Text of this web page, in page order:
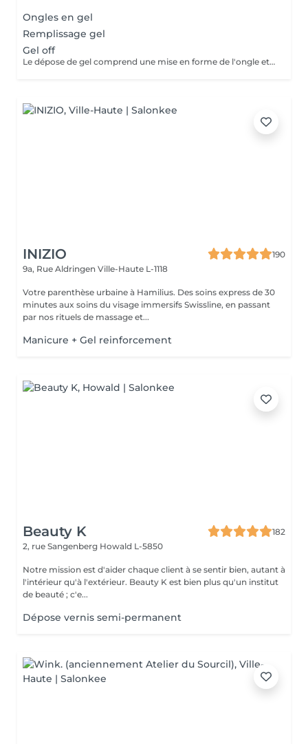
Ongles en gel
Remplissage gel
Gel off
Le dépose de gel comprend une mise en forme de l'ongle et un vernis protecteur.
INIZIO
190
9a, Rue Aldringen Ville-Haute L-1118
Votre parenthèse urbaine à Hamilius. Des soins express de 30
minutes aux soins du visage immersifs Swissline, en passant
par nos rituels de massage et...
Manicure + Gel reinforcement
Beauty K
182
2, rue Sangenberg Howald L-5850
Notre mission est d'aider chaque client à se sentir bien, autant à
l'intérieur qu'à l'extérieur. Beauty K est bien plus qu'un institut
de beauté ; c'e...
Dépose vernis semi-permanent